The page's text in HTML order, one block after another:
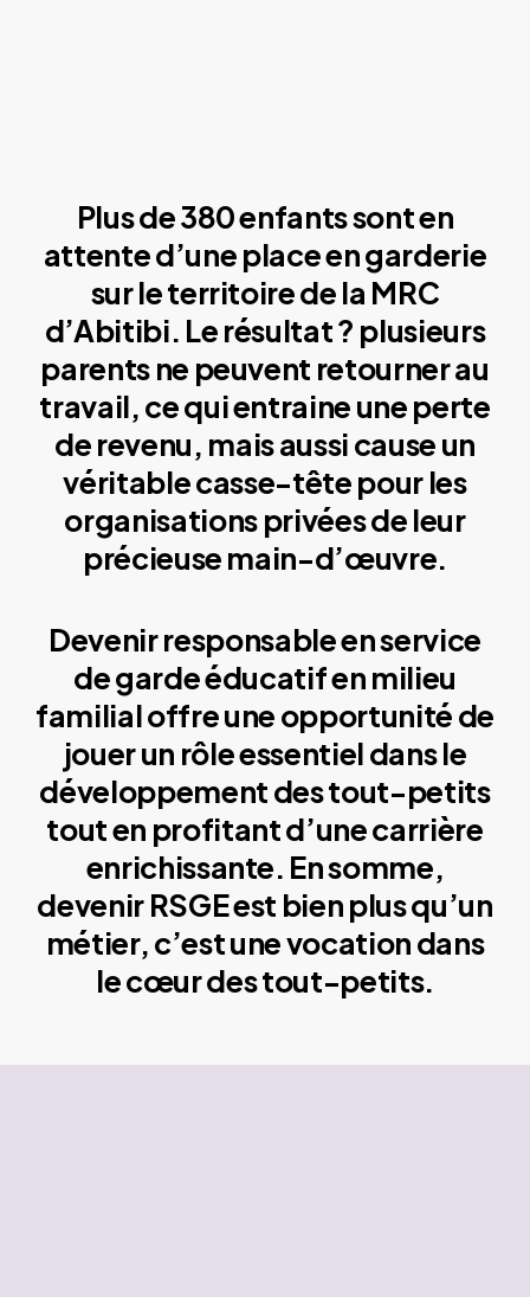
Plus de 380 enfants sont en
attente d’une place en garderie
sur le territoire de la MRC
d’Abitibi. Le résultat ? plusieurs
parents ne peuvent retourner au
travail, ce qui entraine une perte
de revenu, mais aussi cause un
véritable casse-tête pour les
organisations privées de leur
précieuse main-d’œuvre.
Devenir responsable en service
de garde éducatif en milieu
familial offre une opportunité de
jouer un rôle essentiel dans le
développement des tout-petits
tout en profitant d’une carrière
enrichissante. En somme,
devenir RSGE est bien plus qu’un
métier, c’est une vocation dans
le cœur des tout-petits.